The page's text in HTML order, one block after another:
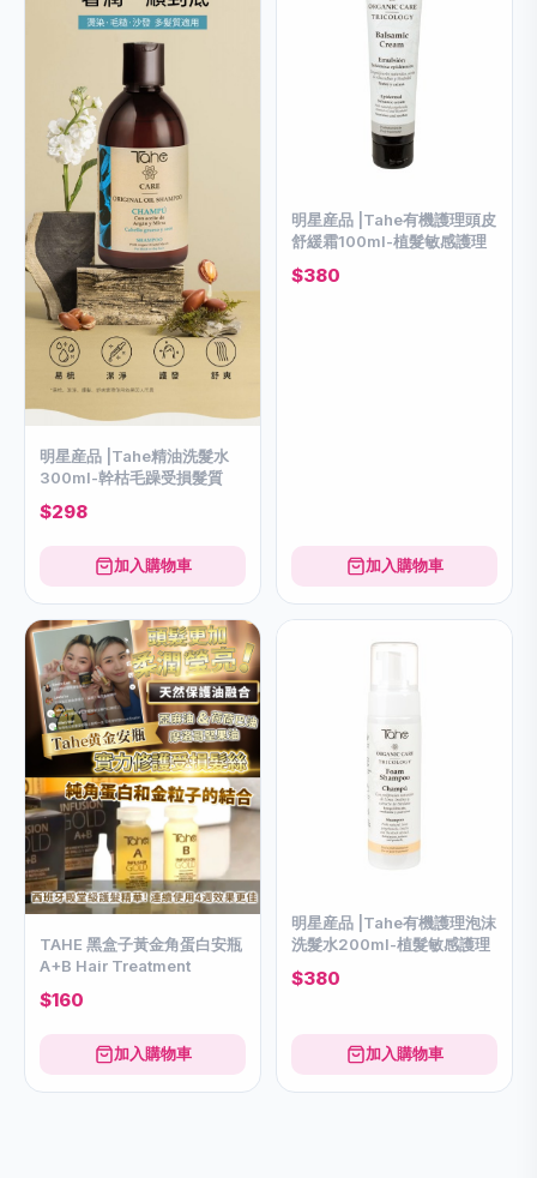
明星産品 |Tahe精油洗髮水
300ml-幹枯毛躁受損髮質
$298
加入購物車
明星産品 |Tahe有機護理頭皮
舒緩霜100ml-植髮敏感護理
$380
加入購物車
TAHE 黑盒子黃金角蛋白安瓶
A+B Hair Treatment
$160
加入購物車
明星産品 |Tahe有機護理泡沫
洗髮水200ml-植髮敏感護理
$380
加入購物車